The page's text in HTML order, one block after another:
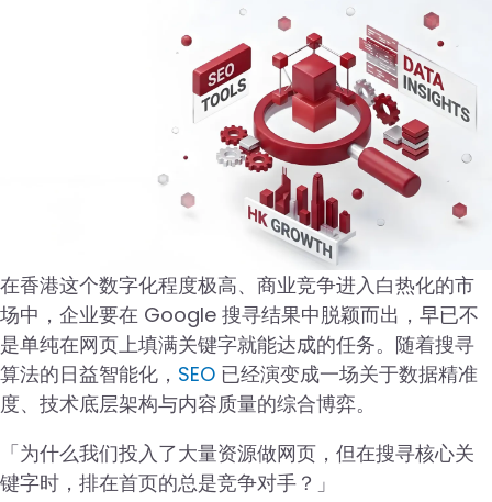
在香港这个数字化程度极高、商业竞争进入白热化的市
场中，企业要在 Google 搜寻结果中脱颖而出，早已不
是单纯在网页上填满关键字就能达成的任务。随着搜寻
算法的日益智能化， SEO 已经演变成一场关于数据精准
度、技术底层架构与内容质量的综合博弈。
「为什么我们投入了大量资源做网页，但在搜寻核心关
键字时，排在首页的总是竞争对手？」